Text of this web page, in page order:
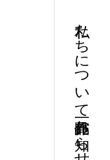
私たちについて
お知らせ